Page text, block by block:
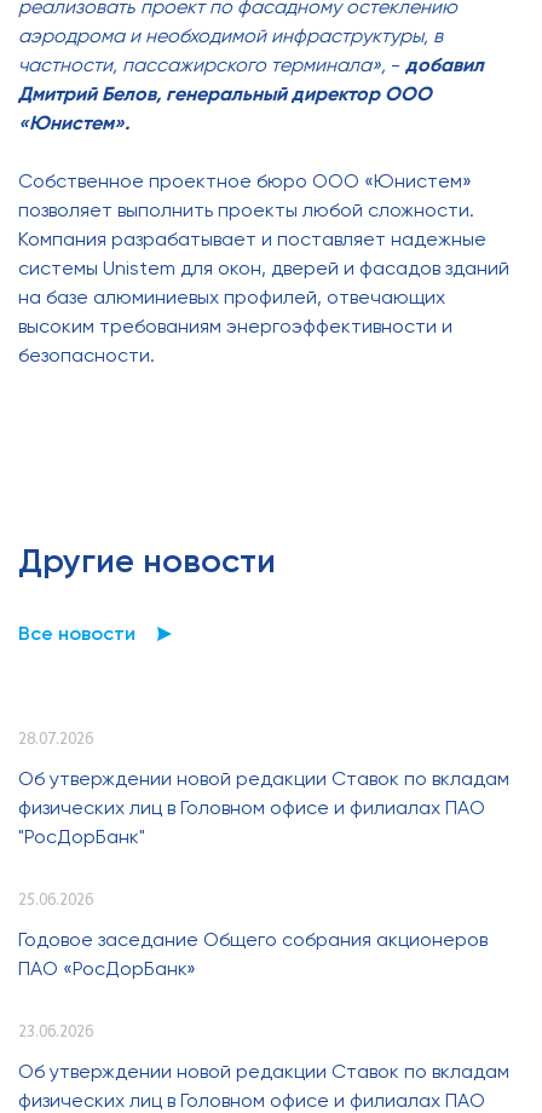
реализовать проект по фасадному остеклению
аэродрома и необходимой инфраструктуры, в
частности, пассажирского терминала», - добавил
Дмитрий Белов, генеральный директор ООО
«Юнистем».
Собственное проектное бюро ООО «Юнистем»
позволяет выполнить проекты любой сложности.
Компания разрабатывает и поставляет надежные
системы Unistem для окон, дверей и фасадов зданий
на базе алюминиевых профилей, отвечающих
высоким требованиям энергоэффективности и
безопасности.
Другие новости
Все новости
28.07.2026
Об утверждении новой редакции Ставок по вкладам
физических лиц в Головном офисе и филиалах ПАО
"РосДорБанк"
25.06.2026
Годовое заседание Общего собрания акционеров
ПАО «РосДорБанк»
23.06.2026
Об утверждении новой редакции Ставок по вкладам
физических лиц в Головном офисе и филиалах ПАО